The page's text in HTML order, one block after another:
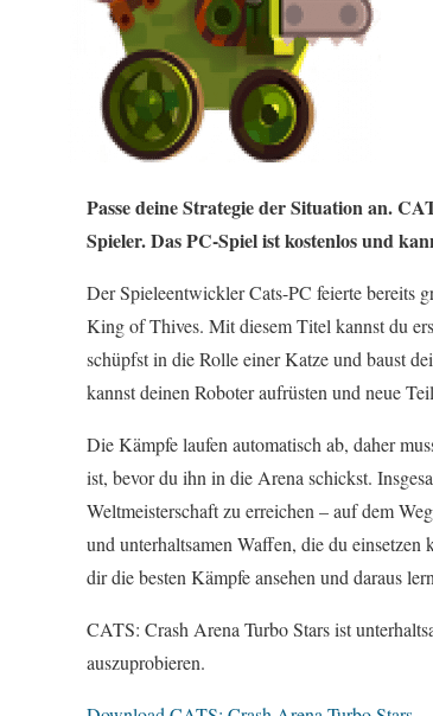
Passe deine Strategie der Situation an.
Spieler. Das PC-Spiel ist kostenlos und
Der Spieleentwickler Cats-PC feierte bereits
King of Thives. Mit diesem Titel kannst du
schüpfst in die Rolle einer Katze und baust
kannst deinen Roboter aufrüsten und neue
Die Kämpfe laufen automatisch ab, daher
ist, bevor du ihn in die Arena schickst.
Weltmeisterschaft zu erreichen – auf dem
und unterhaltsamen Waffen, die du
dir die besten Kämpfe ansehen und daraus
CATS: Crash Arena Turbo Stars ist
auszuprobieren.